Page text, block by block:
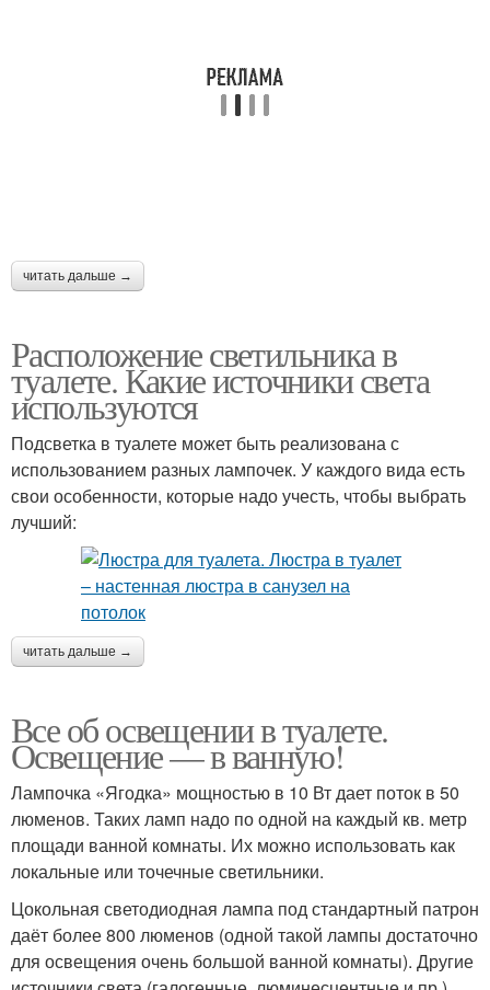
читать дальше →
Расположение светильника в
туалете. Какие источники света
используются
Подсветка в туалете может быть реализована с
использованием разных лампочек. У каждого вида есть
свои особенности, которые надо учесть, чтобы выбрать
лучший:
читать дальше →
Все об освещении в туалете.
Освещение — в ванную!
Лампочка «Ягодка» мощностью в 10 Вт дает поток в 50
люменов. Таких ламп надо по одной на каждый кв. метр
площади ванной комнаты. Их можно использовать как
локальные или точечные светильники.
Цокольная светодиодная лампа под стандартный патрон
даёт более 800 люменов (одной такой лампы достаточно
для освещения очень большой ванной комнаты). Другие